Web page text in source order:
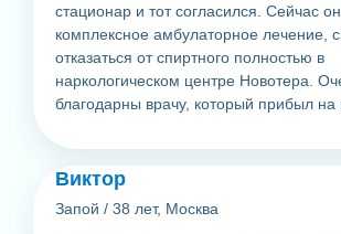
стационар и тот согласился. Сейчас
комплексное амбулаторное лечение,
отказаться от спиртного полностью в
наркологическом центре Новотера.
благодарны врачу, который прибыл на
Виктор
Запой / 38 лет, Москва